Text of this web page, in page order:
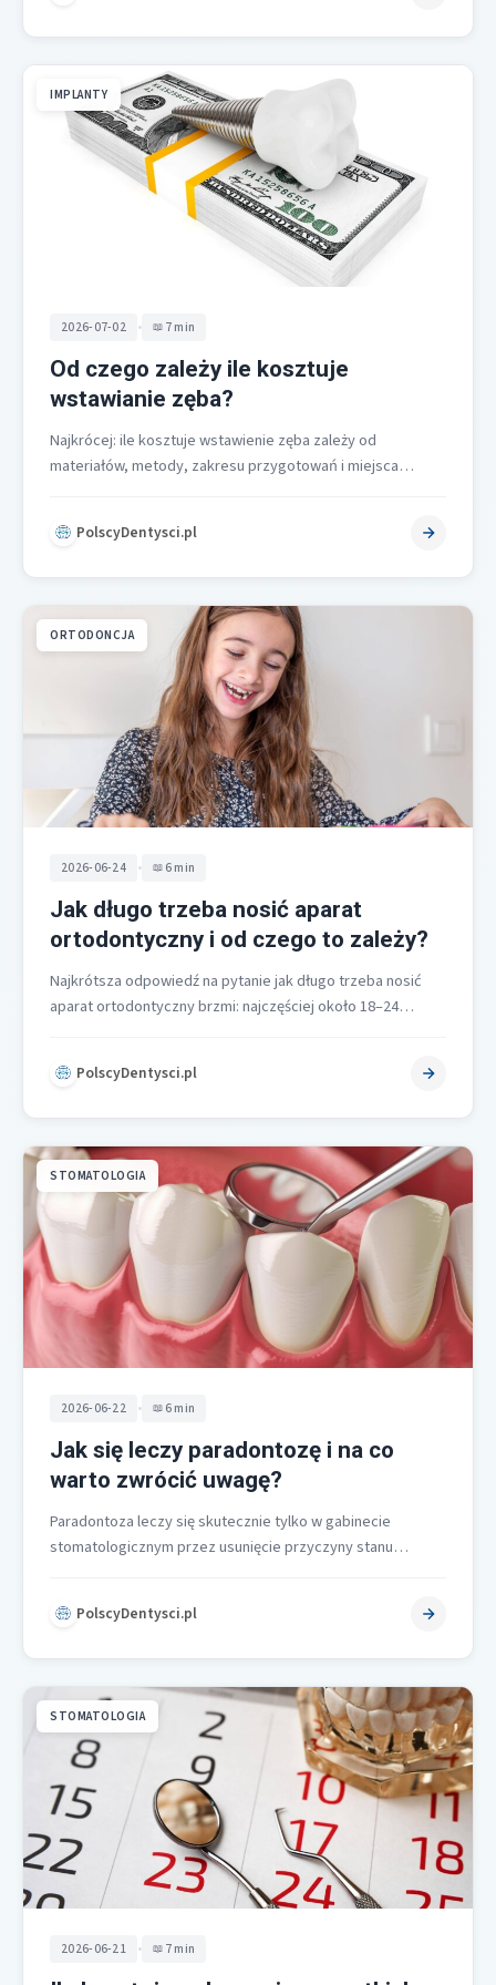
IMPLANTY
2026-07-02 • 7 min
Od czego zależy ile kosztuje
wstawianie zęba?
Najkrócej: ile kosztuje wstawienie zęba zależy od
materiałów, metody, zakresu przygotowań i miejsca
PolscyDentysci.pl
ORTODONCJA
2026-06-24 • 6 min
Jak długo trzeba nosić aparat
ortodontyczny i od czego to zależy?
Najkrótsza odpowiedź na pytanie jak długo trzeba nosić
aparat ortodontyczny brzmi: najczęściej około 18–24
PolscyDentysci.pl
STOMATOLOGIA
2026-06-22 • 6 min
Jak się leczy paradontozę i na co
warto zwrócić uwagę?
Paradontoza leczy się skutecznie tylko w gabinecie
stomatologicznym przez usunięcie przyczyny stanu
PolscyDentysci.pl
STOMATOLOGIA
2026-06-21 • 7 min